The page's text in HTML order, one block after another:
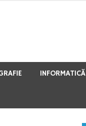
INFORMATICĂ